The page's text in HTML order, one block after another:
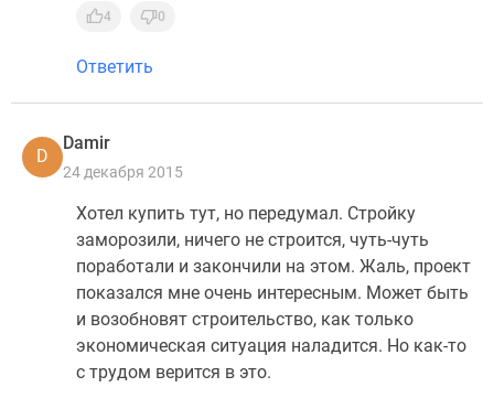
4 0
Ответить
D
Damir
24 декабря 2015
Хотел купить тут, но передумал. Стройку
заморозили, ничего не строится, чуть-чуть
поработали и закончили на этом. Жаль, проект
показался мне очень интересным. Может быть
и возобновят строительство, как только
экономическая ситуация наладится. Но как-то
с трудом верится в это.